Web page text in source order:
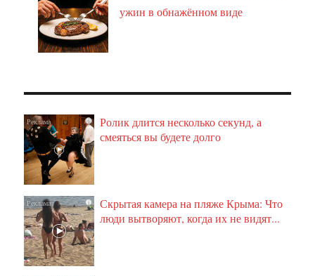
ужин в обнажённом виде
i
Ролик длится несколько секунд, а
смеяться вы будете долго
i
Скрытая камера на пляже Крыма: Что
люди вытворяют, когда их не видят...